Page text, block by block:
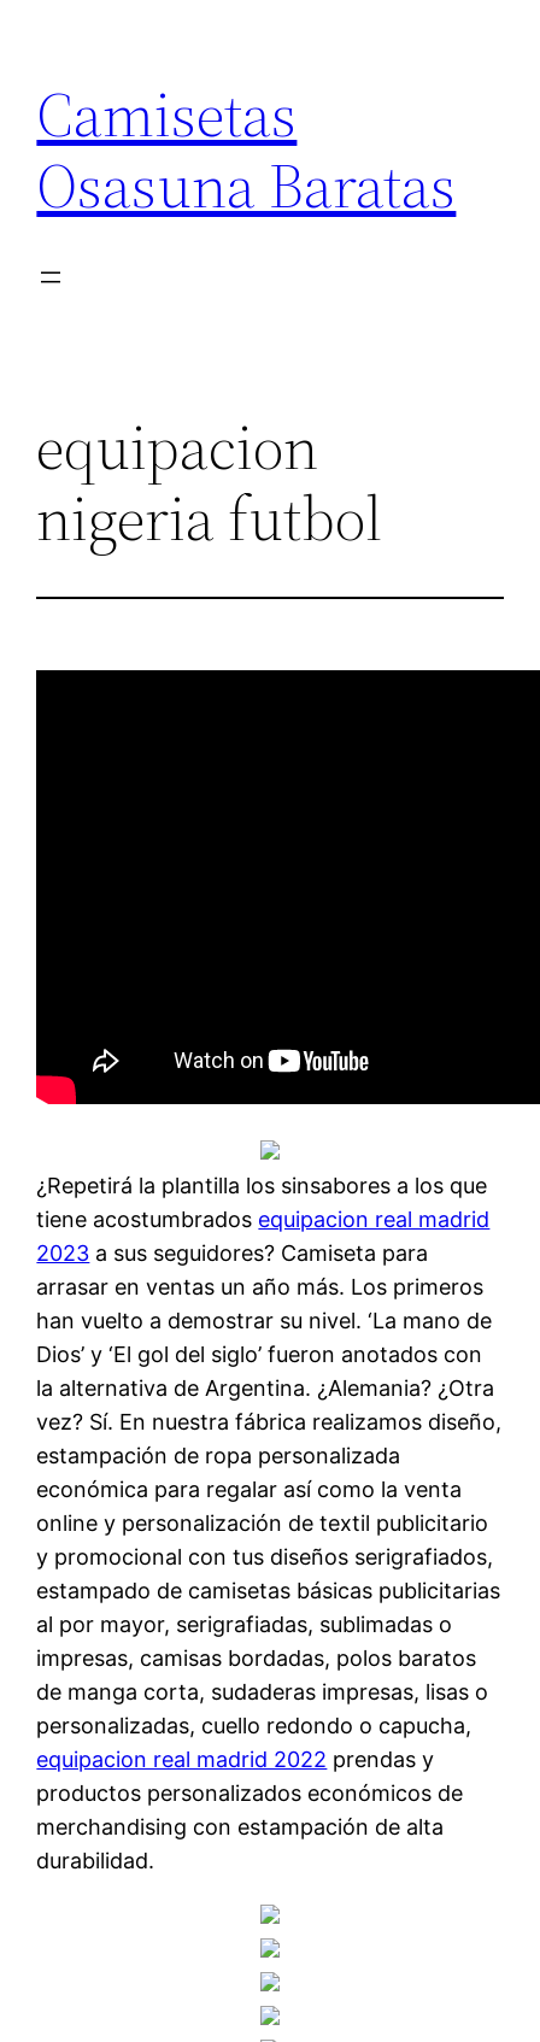
contenido
Camisetas
Osasuna Baratas
equipacion
nigeria futbol
¿Repetirá la plantilla los sinsabores a los que
tiene acostumbrados equipacion real madrid
2023 a sus seguidores? Camiseta para
arrasar en ventas un año más. Los primeros
han vuelto a demostrar su nivel. ‘La mano de
Dios’ y ‘El gol del siglo’ fueron anotados con
la alternativa de Argentina. ¿Alemania? ¿Otra
vez? Sí. En nuestra fábrica realizamos diseño,
estampación de ropa personalizada
económica para regalar así como la venta
online y personalización de textil publicitario
y promocional con tus diseños serigrafiados,
estampado de camisetas básicas publicitarias
al por mayor, serigrafiadas, sublimadas o
impresas, camisas bordadas, polos baratos
de manga corta, sudaderas impresas, lisas o
personalizadas, cuello redondo o capucha,
equipacion real madrid 2022 prendas y
productos personalizados económicos de
merchandising con estampación de alta
durabilidad.